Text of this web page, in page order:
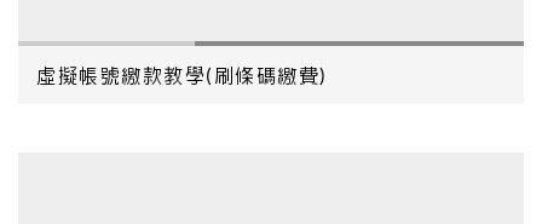
虛擬帳號繳款教學(刷條碼繳費)